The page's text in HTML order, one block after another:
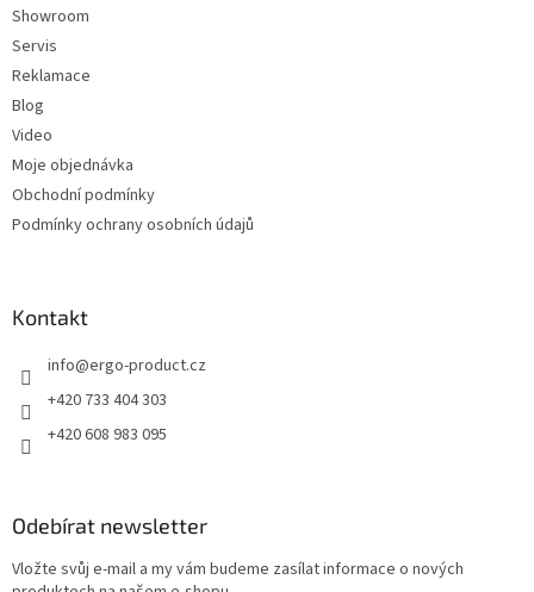
Showroom
Servis
Reklamace
Blog
Video
Moje objednávka
Obchodní podmínky
Podmínky ochrany osobních údajů
Kontakt
info@ergo-product.cz
+420 733 404 303
+420 608 983 095
Odebírat newsletter
Vložte svůj e-mail a my vám budeme zasílat informace o nových